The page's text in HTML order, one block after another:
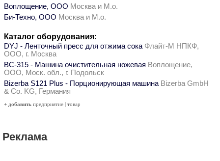
Воплощение, ООО Москва и М.о.
Би-Техно, ООО Москва и М.о.
Каталог оборудования:
DYJ - Ленточный пресс для отжима сока Флайт-М НПКФ,
ООО, г. Москва
ВС-315 - Машина очистительная ножевая Воплощение,
ООО, Моск. обл., г. Подольск
Bizerba S121 Plus - Порционирующая машина Bizerba GmbH
& Co. KG, Германия
+ добавить предприятие | товар
Реклама